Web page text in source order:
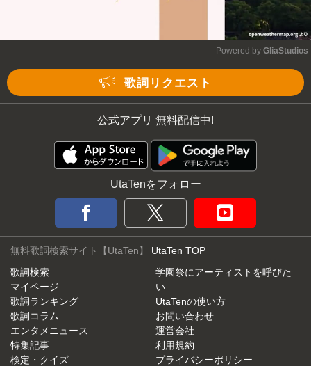
Powered by GliaStudios
歌詞リクエスト
公式アプリ 無料配信中!
UtaTenをフォロー
無料歌詞検索サイト【UtaTen】 UtaTen TOP
歌詞検索
マイページ
歌詞ランキング
歌詞コラム
エンタメニュース
特集記事
検定・クイズ
学園祭にアーティストを呼びた
い
UtaTenの使い方
お問い合わせ
運営会社
利用規約
プライバシーポリシー